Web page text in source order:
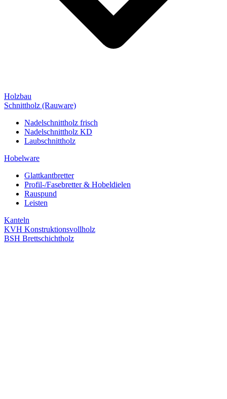
Holzbau
Schnittholz (Rauware)
Nadelschnittholz frisch
Nadelschnittholz KD
Laubschnittholz
Hobelware
Glattkantbretter
Profil-/Fasebretter & Hobeldielen
Rauspund
Leisten
Kanteln
KVH Konstruktionsvollholz
BSH Brettschichtholz